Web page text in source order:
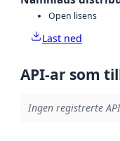
Open lisens
Last ned
API-ar som
Ingen registrerte